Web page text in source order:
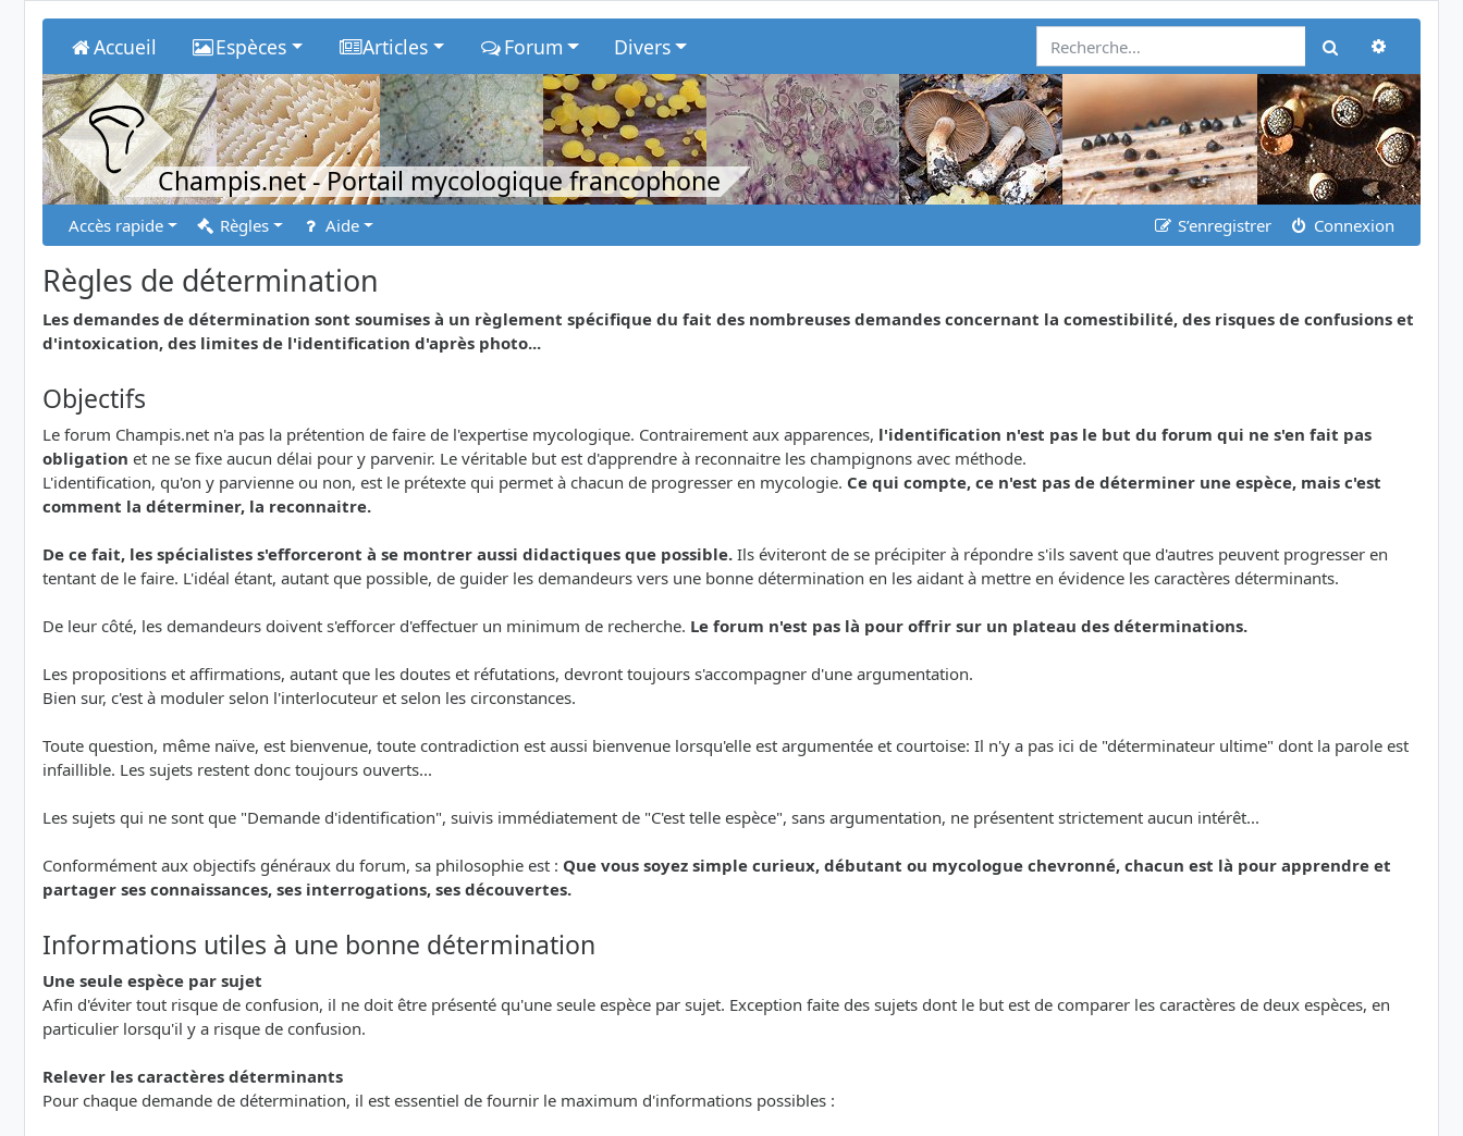
Accueil Espèces Articles Forum Divers Rechercher
Champis.net- Portail mycologique francophone
Accès rapide Règles Aide S’enregistrer Connexion
Règles de détermination
Les demandes de détermination sont soumises à un règlement spécifique du fait des nombreuses demandes concernant la comestibilité, des risques de confusions et
d'intoxication, des limites de l'identification d'après photo...
Objectifs
Le forum Champis.net n'a pas la prétention de faire de l'expertise mycologique. Contrairement aux apparences, l'identification n'est pas le but du forum qui ne s'en fait pas
obligation et ne se fixe aucun délai pour y parvenir. Le véritable but est d'apprendre à reconnaitre les champignons avec méthode.
L'identification, qu'on y parvienne ou non, est le prétexte qui permet à chacun de progresser en mycologie. Ce qui compte, ce n'est pas de déterminer une espèce, mais c'est
comment la déterminer, la reconnaitre.
De ce fait, les spécialistes s'efforceront à se montrer aussi didactiques que possible. Ils éviteront de se précipiter à répondre s'ils savent que d'autres peuvent progresser en
tentant de le faire. L'idéal étant, autant que possible, de guider les demandeurs vers une bonne détermination en les aidant à mettre en évidence les caractères déterminants.
De leur côté, les demandeurs doivent s'efforcer d'effectuer un minimum de recherche. Le forum n'est pas là pour offrir sur un plateau des déterminations.
Les propositions et affirmations, autant que les doutes et réfutations, devront toujours s'accompagner d'une argumentation.
Bien sur, c'est à moduler selon l'interlocuteur et selon les circonstances.
Toute question, même naïve, est bienvenue, toute contradiction est aussi bienvenue lorsqu'elle est argumentée et courtoise: Il n'y a pas ici de "déterminateur ultime" dont la parole est
infaillible. Les sujets restent donc toujours ouverts...
Les sujets qui ne sont que "Demande d'identification", suivis immédiatement de "C'est telle espèce", sans argumentation, ne présentent strictement aucun intérêt...
Conformément aux objectifs généraux du forum, sa philosophie est : Que vous soyez simple curieux, débutant ou mycologue chevronné, chacun est là pour apprendre et
partager ses connaissances, ses interrogations, ses découvertes.
Informations utiles à une bonne détermination
Une seule espèce par sujet
Afin d'éviter tout risque de confusion, il ne doit être présenté qu'une seule espèce par sujet. Exception faite des sujets dont le but est de comparer les caractères de deux espèces, en
particulier lorsqu'il y a risque de confusion.
Relever les caractères déterminants
Pour chaque demande de détermination, il est essentiel de fournir le maximum d'informations possibles :